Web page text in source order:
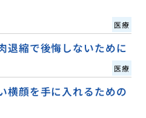
医療
退縮で後悔しないために
医療
横顔を手に入れるための